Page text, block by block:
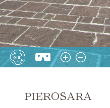
PIEROSARA